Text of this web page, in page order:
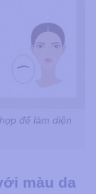
để làm diện
màu da